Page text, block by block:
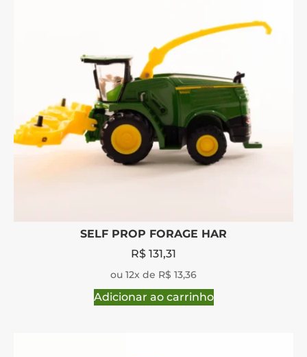
SELF PROP FORAGE HAR
R$ 131,31
ou 12x de R$ 13,36
Adicionar ao carrinho